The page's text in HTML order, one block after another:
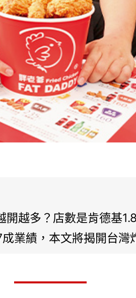
越多？店數是肯德基
業績，本文將揭開台灣